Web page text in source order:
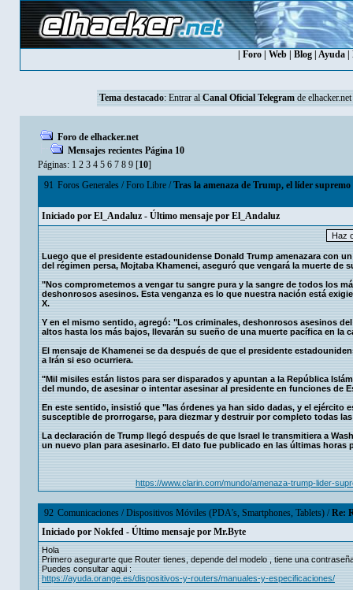
Foro| Web| Blog| Ayuda|
Tema destacado: Entrar al Canal Oficial Telegramde elhacker.net
Foro de elhacker.net
Mensajes recientes Página 10
Páginas: 1 2 3 4 5 6 7 8 9 [10]
91 Foros Generales/Foro Libre/Tras la amenaza de Trump, el líder
Iniciado por El_Andaluz - Último mensaje por El_Andaluz
Luego que el presidente estadounidense Donald Trump amenazara con
del régimen persa, Mojtaba Khamenei, aseguró que vengará la muerte de
"Nos comprometemos a vengar tu sangre pura y la sangre de todos los
deshonrosos asesinos. Esta venganza es lo que nuestra nación está
X.
Y en el mismo sentido, agregó: "Los criminales, deshonrosos asesinos
altos hasta los más bajos, llevarán su sueño de una muerte pacífica en la
El mensaje de Khamenei se da después de que el presidente
a Irán si eso ocurriera.
"Mil misiles están listos para ser disparados y apuntan a la República
del mundo, de asesinar o intentar asesinar al presidente en funciones de
En este sentido, insistió que "las órdenes ya han sido dadas, y el
susceptible de prorrogarse, para diezmar y destruir por completo todas
La declaración de Trump llegó después de que Israel le transmitiera a
un nuevo plan para asesinarlo. El dato fue publicado en las últimas
https://www.clarin.com/mundo/amenaza-trump-lider-
92 Comunicaciones/Dispositivos Móviles (PDA's, Smartphones, Tablets)/Re:
Iniciado por Nokfed - Último mensaje por Mr.Byte
Hola
Primero asegurarte que Router tienes, depende del modelo , tiene una
Puedes consultar aqui :
https://ayuda.orange.es/dispositivos-y-routers/manuales-y-especificaciones/